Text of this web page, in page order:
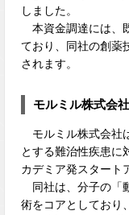
しました。
本資金調達には、
ており、同社の創薬
されます。
モルミル株式会
モルミル株式会社
とする難治性疾患に
カデミア発スタート
同社は、分子の「
術をコアとしており